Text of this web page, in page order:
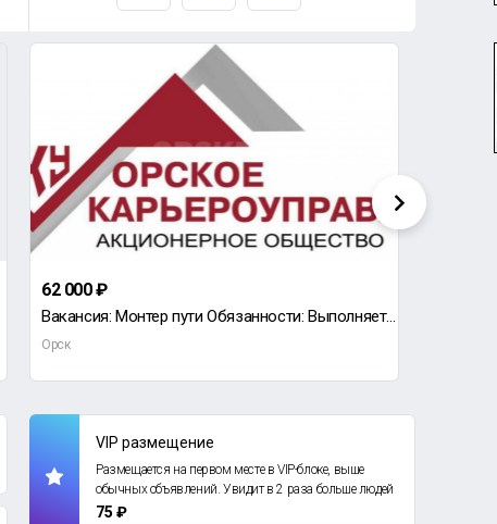
62 000 ₽
Вакансия: Монтер пути Обязанности: Выполняет сложные работы по монтажу, демонтажу и ремонту кон
Орск
VIP размещение
Размещается на первом месте в VIP-блоке, выше
обычных объявлений. Увидит в 2 раза больше людей
75 ₽